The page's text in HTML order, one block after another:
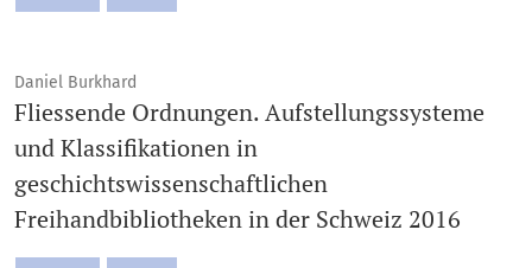
Daniel Burkhard
Fliessende Ordnungen. Aufstellungssysteme
und Klassifikationen in
geschichtswissenschaftlichen
Freihandbibliotheken in der Schweiz 2016